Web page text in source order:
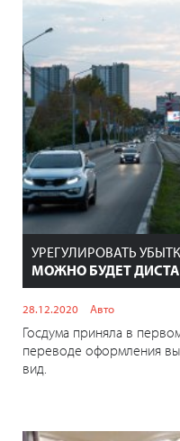
УРЕГУЛИРОВАТЬ
МОЖНО БУДЕТ
28.12.2020 Авто
Госдума приняла в
переводе оформления
вид.